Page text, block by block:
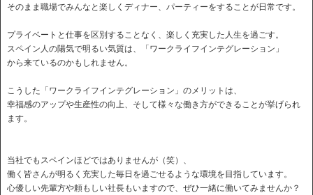
そのまま職場でみんなと楽しくディナー、パーティーをすることが日常です。
プライベートと仕事を区別することなく、楽しく充実した人生を過ごす。
スペイン人の陽気で明るい気質は、「ワークライフインテグレーション」
から来ているのかもしれません。
こうした「ワークライフインテグレーション」のメリットは、
幸福感のアップや生産性の向上、そして様々な働き方ができることが挙げられ
ます。
当社でもスペインほどではありませんが（笑）、
働く皆さんが明るく充実した毎日を過ごせるような環境を目指しています。
心優しい先輩方や頼もしい社長もいますので、ぜひ一緒に働いてみませんか？